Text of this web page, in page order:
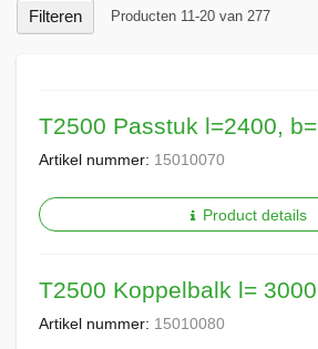
Producten 11-20 van 277
T2500 Passtuk l=2400,
Artikel nummer: 15010070
Product details
T2500 Koppelbalk l= 3000
Artikel nummer: 15010080
Filteren